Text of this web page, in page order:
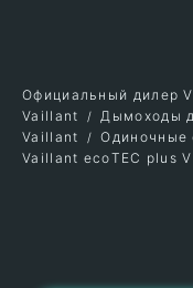
Официальный дилер
Vaillant
Дымоходы
Vaillant
Одиночные
Vaillant ecoTEC plus